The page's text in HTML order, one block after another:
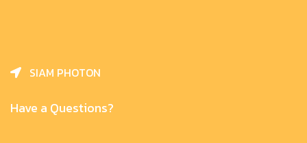
SIAM PHOTON
Have a Questions?